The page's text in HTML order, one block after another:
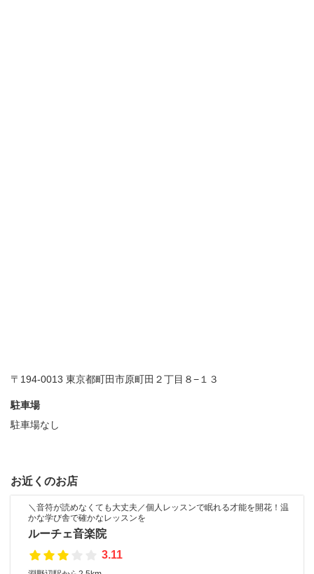
〒194-0013 東京都町田市原町田２丁目８−１３
駐車場
駐車場なし
お近くのお店
＼音符が読めなくても大丈夫／個人レッスンで眠れる才能を開花！温
かな学び舎で確かなレッスンを
ルーチェ音楽院
3.11